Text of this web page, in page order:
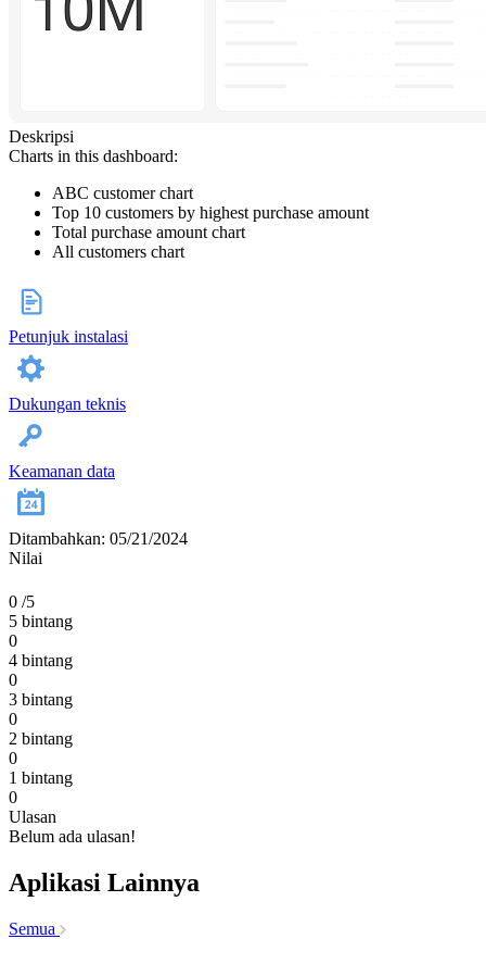
Deskripsi
Charts in this dashboard:
ABC customer chart
Top 10 customers by highest purchase amount
Total purchase amount chart
All customers chart
Petunjuk instalasi
Dukungan teknis
Keamanan data
Ditambahkan: 05/21/2024
Nilai
0 /5
5 bintang
0
4 bintang
0
3 bintang
0
2 bintang
0
1 bintang
0
Ulasan
Belum ada ulasan!
Aplikasi Lainnya
Semua